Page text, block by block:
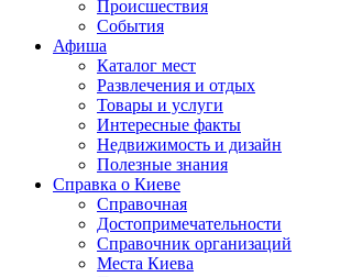
Происшествия
События
Афиша
Каталог мест
Развлечения и отдых
Товары и услуги
Интересные факты
Недвижимость и дизайн
Полезные знания
Справка о Киеве
Справочная
Достопримечательности
Справочник организаций
Места Киева